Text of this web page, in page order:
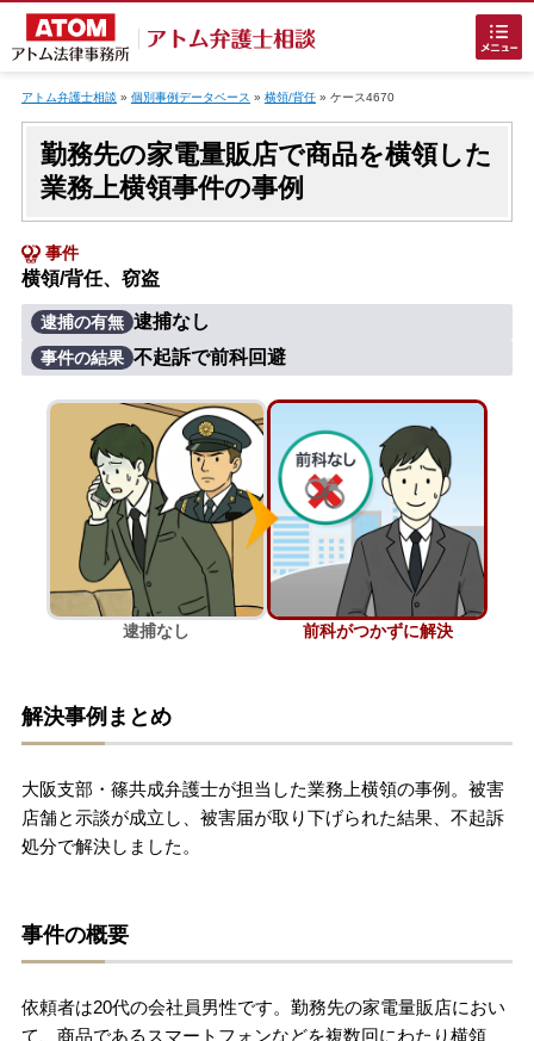
ホームに戻る
刑事事件でお困りの方
刑事事件の無料相談
接見・面会を弁護士に依頼
刑事事件を示談で解決したい
弁護士紹介
弁護士費用
解決実績
ご依頼者からのお手紙
アトム弁護士相談 » 個別事例データベース » 横領/背任» ケース4670
勤務先の家電量販店で商品を横領した
業務上横領事件の事例
事件
横領/背任、窃盗
逮捕の有無 逮捕なし
事件の結果 不起訴で前科回避
逮捕なし 前科がつかずに解決
解決事例まとめ
大阪支部・篠共成弁護士が担当した業務上横領の事例。被害
店舗と示談が成立し、被害届が取り下げられた結果、不起訴
処分で解決しました。
事件の概要
依頼者は20代の会社員男性です。勤務先の家電量販店におい
て、商品であるスマートフォンなどを複数回にわたり横領